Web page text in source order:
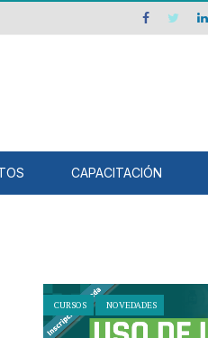
CAPACITACIÓN
CURSOS NOVEDADES